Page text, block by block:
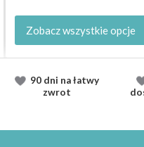
Zobacz wszystkie opcje
90 dni na łatwy
zwrot